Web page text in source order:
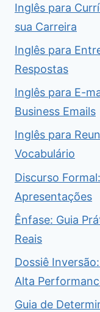
Inglês para
sua Carreira
Inglês para
Respostas
Inglês para E-
Business Emails
Inglês para
Vocabulário
Discurso
Apresentações
Ênfase: Guia
Reais
Dossiê
Alta
Guia de